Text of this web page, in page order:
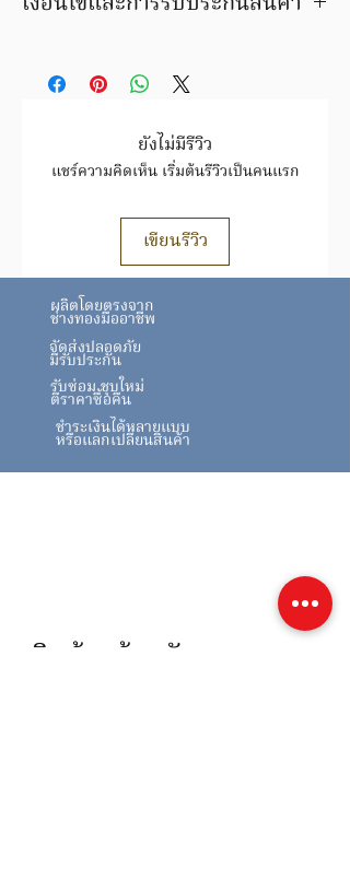
an estimate only and can vary slightly
tolerances which we are able to
มีบริการชุบ ล้าง ซ่อมใหม่ ฟรีค่าแรง
ภายในระยะเวลารับประกัน
ราคาทอง ขึ้น/ลง ตามประกาศของสมาคม
ค้าทองคำฯ
สินค้าทองล้วนราคาขึ้นอยู่กับราคาทองตาม
สมาคม
ทอง https://www.goldtraders.or.th/
ตรวจสอบเงื่อนไขและการรับประกันสินค้า
ได้ที่ FAQ
ยังไม่มีรีวิว
แชร์ความคิดเห็น เริ่มต้นรีวิวเป็นคนแรก
เขียนรีวิว
ผลิตโดยตรงจาก
ช่างทองมืออาชีพ
จัดส่งปลอดภัย
มีรับประกัน
รับซ่อม ชุบใหม่
ตีราคาซื้อคืน
ชำระเงินได้หลายแบบ
หรือแลกเปลี่ยนสินค้า
สินค้าคล้ายกัน